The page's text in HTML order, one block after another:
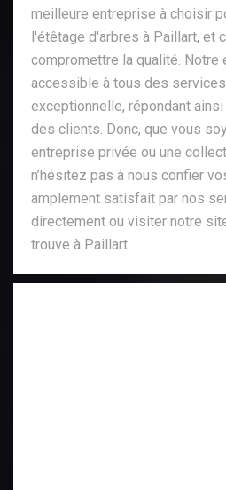
meilleure entreprise à choisir
l'étêtage d'arbres à Paillart, et
compromettre la qualité. Notre
accessible à tous des
exceptionnelle, répondant
des clients. Donc, que vous
entreprise privée ou une
n’hésitez pas à nous confier
amplement satisfait par nos
directement ou visiter notre
trouve à Paillart.